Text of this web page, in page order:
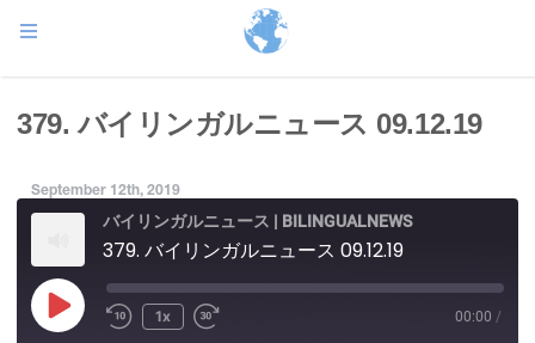
379. バイリンガルニュース 09.12.19
September 12th, 2019
バイリンガルニュース | BILINGUALNEWS
379. バイリンガルニュース 09.12.19
Play
Episode
1x 00:00 /